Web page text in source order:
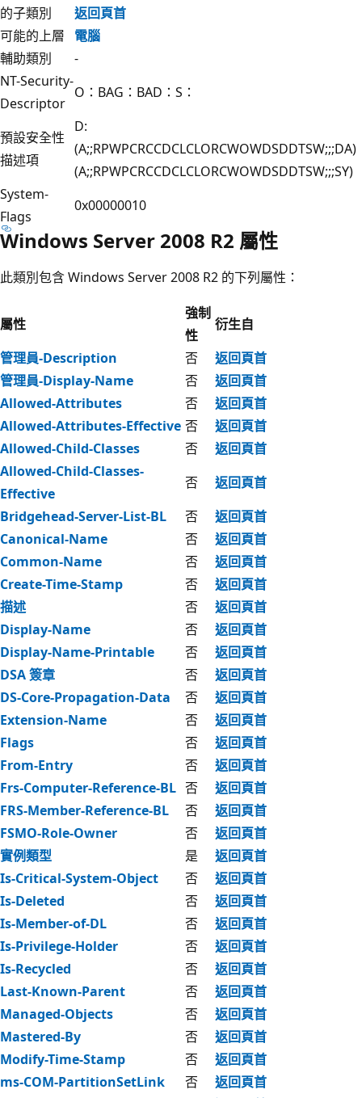
的子類別
返回頁首
可能的上層
電腦
輔助類別
-
NT-Security-
Descriptor
O：BAG：BAD：S：
預設安全性
描述項
D:
(A;;RPWPCRCCDCLCLORCWOWDSDDTSW;;;DA)
(A;;RPWPCRCCDCLCLORCWOWDSDDTSW;;;SY)
System-
Flags
0x00000010
Windows Server 2008 R2 屬性
此類別包含 Windows Server 2008 R2 的下列屬性：
屬性
強制
性
衍生自
管理員-Description
否
返回頁首
管理員-Display-Name
否
返回頁首
Allowed-Attributes
否
返回頁首
Allowed-Attributes-Effective 否
返回頁首
Allowed-Child-Classes
否
返回頁首
Allowed-Child-Classes-
Effective
否
返回頁首
Bridgehead-Server-List-BL
否
返回頁首
Canonical-Name
否
返回頁首
Common-Name
否
返回頁首
Create-Time-Stamp
否
返回頁首
描述
否
返回頁首
Display-Name
否
返回頁首
Display-Name-Printable
否
返回頁首
DSA 簽章
否
返回頁首
DS-Core-Propagation-Data
否
返回頁首
Extension-Name
否
返回頁首
Flags
否
返回頁首
From-Entry
否
返回頁首
Frs-Computer-Reference-BL 否
返回頁首
FRS-Member-Reference-BL
否
返回頁首
FSMO-Role-Owner
否
返回頁首
實例類型
是
返回頁首
Is-Critical-System-Object
否
返回頁首
Is-Deleted
否
返回頁首
Is-Member-of-DL
否
返回頁首
Is-Privilege-Holder
否
返回頁首
Is-Recycled
否
返回頁首
Last-Known-Parent
否
返回頁首
Managed-Objects
否
返回頁首
Mastered-By
否
返回頁首
Modify-Time-Stamp
否
返回頁首
ms-COM-PartitionSetLink
否
返回頁首